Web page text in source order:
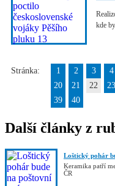
kde
Stránka: 1 2 3 4
20
21 22 23
39
40
Další články z
Loštický pohár
Keramika patří
ČR